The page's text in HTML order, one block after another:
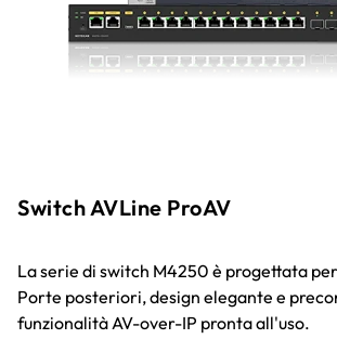
Switch AVLine ProAV
La serie di switch M4250 è progettata per
Porte posteriori, design elegante e
funzionalità AV-over-IP pronta all'uso.